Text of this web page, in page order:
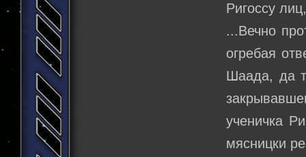
Ригоссу
...Вечно
огребая
Шаада, да
ученичка
мясницки